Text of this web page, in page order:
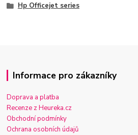
Hp Officejet series
Informace pro zákazníky
Doprava a platba
Recenze z Heureka.cz
Obchodní podmínky
Ochrana osobních údajů